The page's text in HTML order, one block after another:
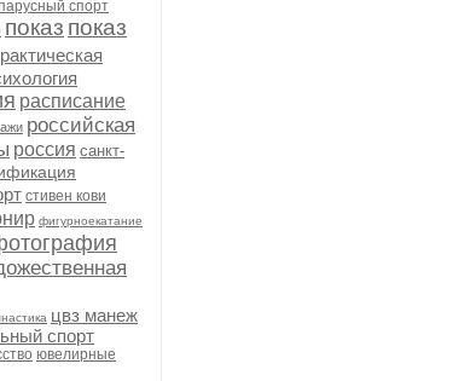
спорт
показ показ
расписание
российская
россия санкт-
стивен кови
фигурноекатание
цвз манеж
спорт
ювелирные